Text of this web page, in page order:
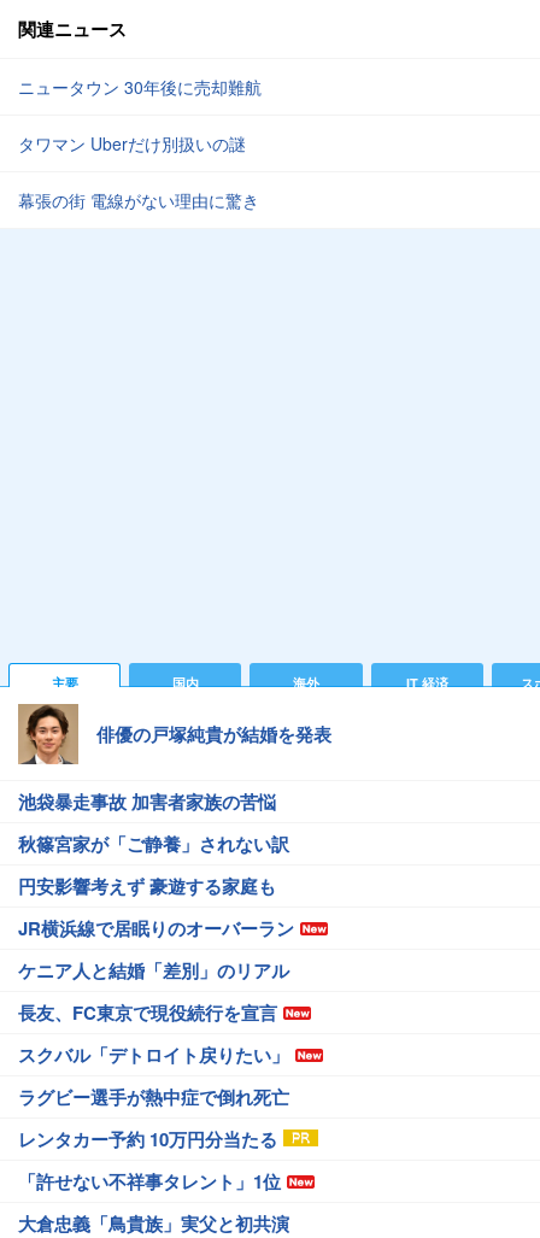
関連ニュース
ニュータウン 30年後に売却難航
タワマン Uberだけ別扱いの謎
幕張の街 電線がない理由に驚き
主要 国内 海外 IT 経済 ス
俳優の戸塚純貴が結婚を発表
池袋暴走事故 加害者家族の苦悩
秋篠宮家が「ご静養」されない訳
円安影響考えず 豪遊する家庭も
JR横浜線で居眠りのオーバーラン
ケニア人と結婚「差別」のリアル
長友、FC東京で現役続行を宣言
スクバル「デトロイト戻りたい」
ラグビー選手が熱中症で倒れ死亡
レンタカー予約 10万円分当たる
「許せない不祥事タレント」1位
大倉忠義「鳥貴族」実父と初共演